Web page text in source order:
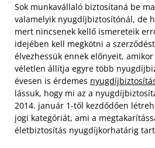
Sok munkavállaló biztosítaná be
valamelyik nyugdíjbiztosítónál, de
mert nincsenek kellő ismereteik
idejében kell megkötni a
élvezhessük ennek előnyeit,
véletlen állítja egyre több
évesen is érdemes
lássuk, hogy mi az a
2014. január 1-től kezdődően
jogi kategóriát, ami a
életbiztosítás nyugdíjkorhatárig